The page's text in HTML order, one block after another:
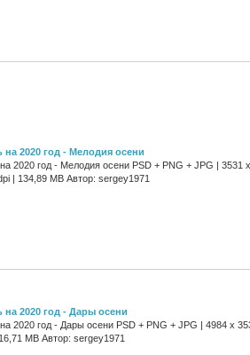
на 2020 год - Мелодия осени
2020 год - Мелодия осени PSD + PNG + JPG | 3531 x
| 134,89 MB Автор: sergey1971
на 2020 год - Дары осени
2020 год - Дары осени PSD + PNG + JPG | 4984 x
MB Автор: sergey1971